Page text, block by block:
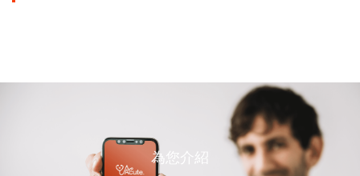
為您介紹